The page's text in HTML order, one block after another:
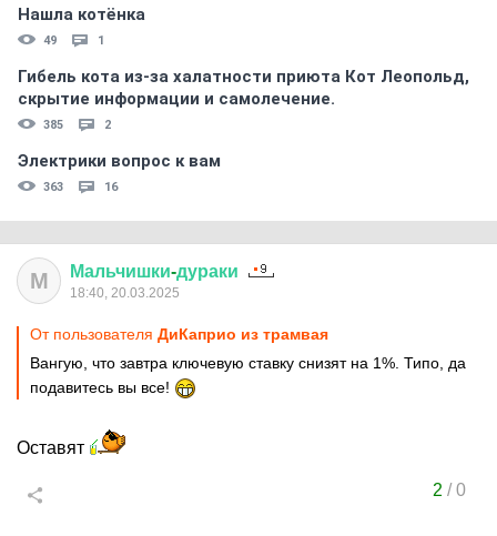
Нашла котёнка
49 1
Гибель кота из-за халатности приюта Кот Леопольд,
скрытиe информации и самолечение.
385 2
Электрики вопрос к вам
363 16
М Мальчишки-дураки
18:40, 20.03.2025
От пользователя ДиКаприо из трамвая
Вангую, что завтра ключевую ставку снизят на 1%. Типо, да
подавитесь вы все!
Оставят
2 /0